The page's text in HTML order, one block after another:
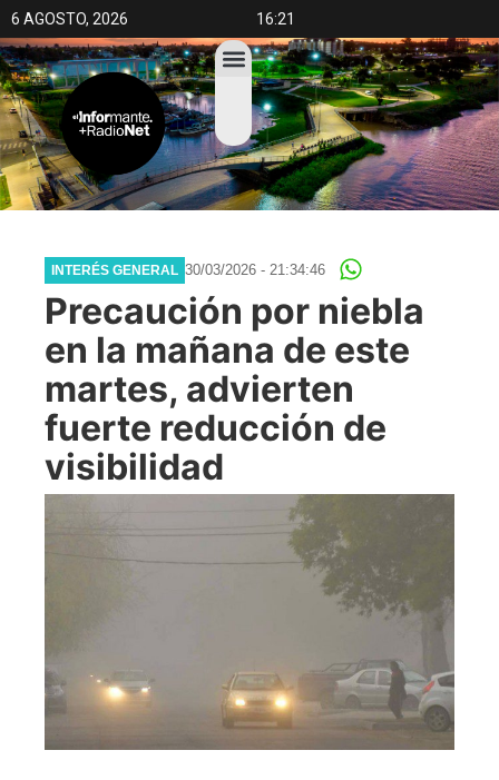
6 AGOSTO, 2026 16:21
INTERÉS GENERAL 30/03/2026 - 21:34:46
Precaución por niebla
en la mañana de este
martes, advierten
fuerte reducción de
visibilidad